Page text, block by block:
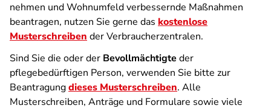
nehmen und Wohnumfeld verbessernde Maßnahmen
beantragen, nutzen Sie gerne das kostenlose
Musterschreiben der Verbraucherzentralen.
Sind Sie die oder der Bevollmächtigte der
pflegebedürftigen Person, verwenden Sie bitte zur
Beantragungdieses Musterschreiben. Alle
Musterschreiben, Anträge und Formulare sowie viele